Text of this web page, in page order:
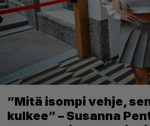
”Mitä isompi vehje,
kulkee” – Susanna